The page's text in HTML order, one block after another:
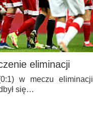
eliminacji
w meczu eliminacji
się…